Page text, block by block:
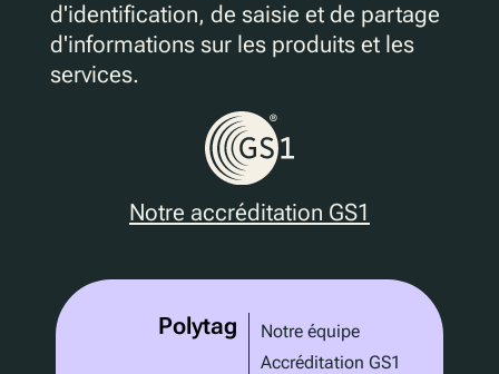
d'identification, de saisie et de partage
d'informations sur les produits et les
services.
Notre accréditation GS1
Polytag
Notre équipe
Accréditation GS1